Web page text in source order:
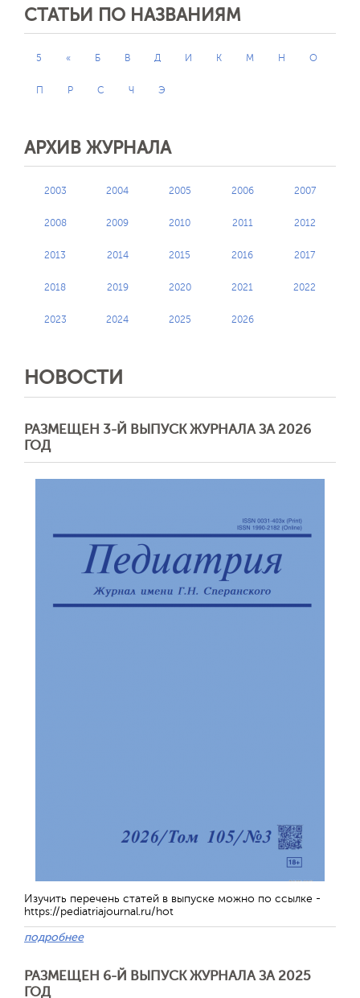
СТАТЬИ ПО НАЗВАНИЯМ
5 « Б В Д И К М Н О
П Р С Ч Э
АРХИВ ЖУРНАЛА
2003 2004 2005 2006 2007
2008 2009 2010 2011 2012
2013 2014 2015 2016 2017
2018 2019 2020 2021 2022
2023 2024 2025 2026
НОВОСТИ
РАЗМЕЩЕН 3-Й ВЫПУСК ЖУРНАЛА ЗА 2026
ГОД
Изучить перечень статей в выпуске можно по ссылке -
https://pediatriajournal.ru/hot
подробнее
РАЗМЕЩЕН 6-Й ВЫПУСК ЖУРНАЛА ЗА 2025
ГОД